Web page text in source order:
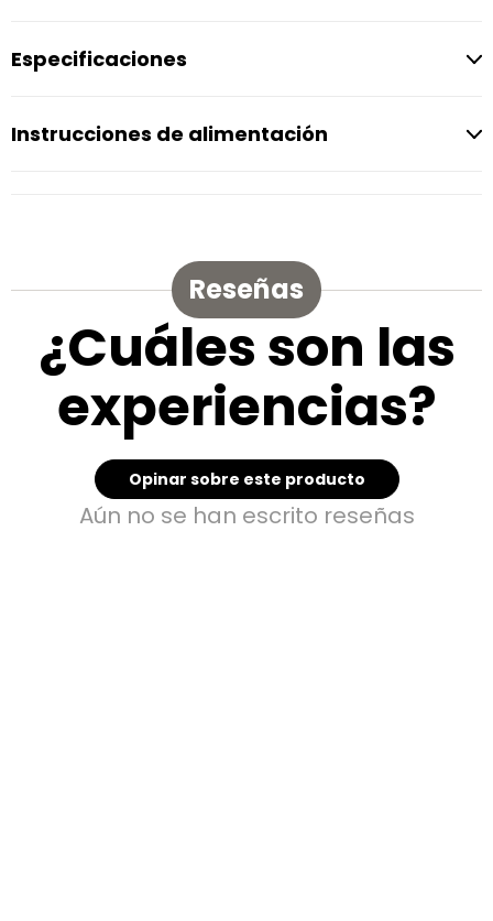
Especificaciones
Instrucciones de alimentación
Reseñas
¿Cuáles son las
experiencias?
Opinar sobre este producto
Aún no se han escrito reseñas